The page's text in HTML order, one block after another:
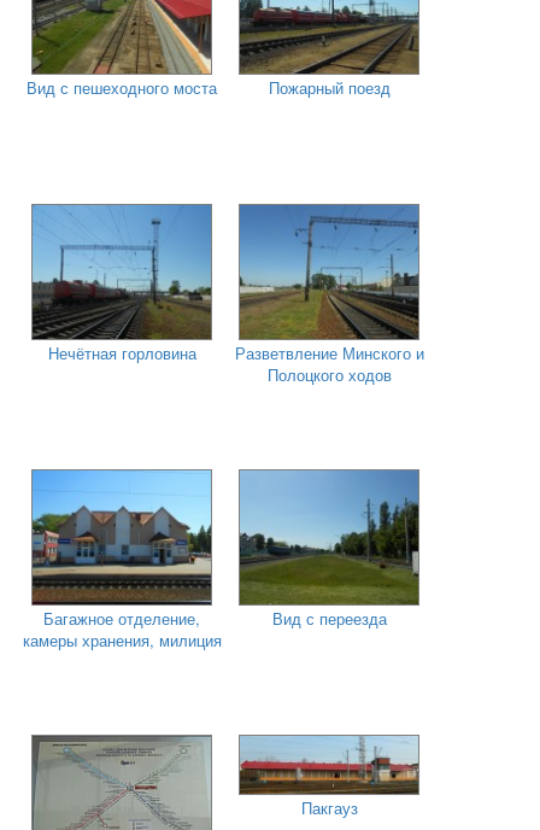
Вид с пешеходного моста Пожарный поезд
Нечётная горловина
Разветвление Минского и
Полоцкого ходов
Багажное отделение,
камеры хранения, милиция
Вид с переезда
Пакгауз